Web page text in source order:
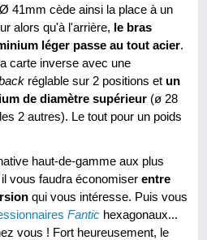
41mm cède ainsi la place à un
alors qu'à l'arrière, le bras
léger passe au tout acier.
carte inverse avec une
réglable sur 2 positions et un
de diamètre supérieur (ø 28
2 autres). Le tout pour un poids
haut-de-gamme aux plus
il vous faudra économiser entre
qui vous intéresse. Puis vous
Fantic hexagonaux...
vous ! Fort heureusement, le